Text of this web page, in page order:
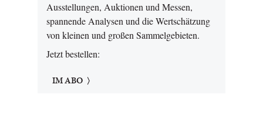
Ausstellungen, Auktionen und Messen,
spannende Analysen und die Wertschätzung
von kleinen und großen Sammelgebieten.
Jetzt bestellen:
IM ABO